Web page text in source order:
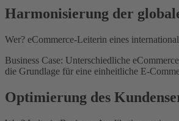
Harmonisierung der
Wer? eCommerce-Leiterin eines
Business Case: Unterschiedliche
die Grundlage für eine einheitliche E-
Optimierung des